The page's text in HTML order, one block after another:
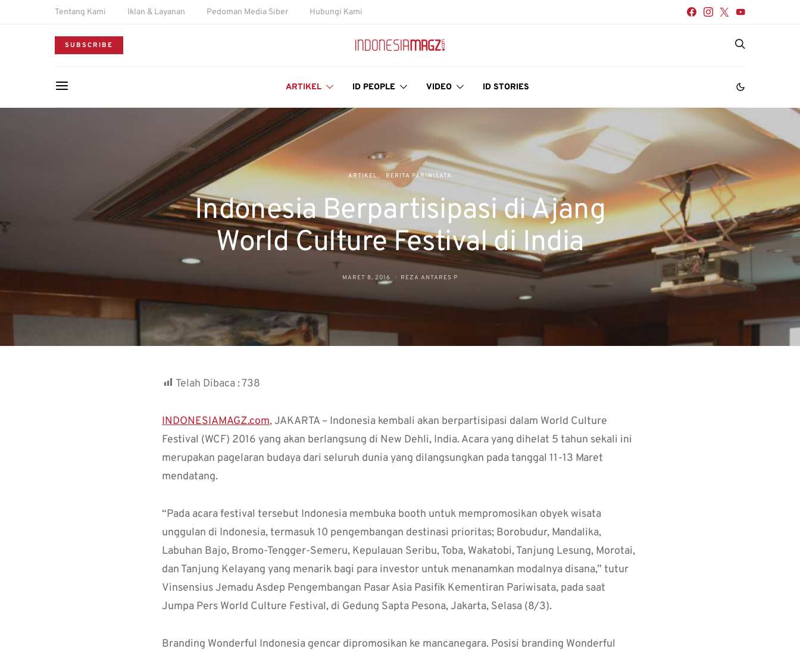
Tentang Kami Iklan & Layanan Pedoman Media Siber Hubungi Kami
SUBSCRIBE
ARTIKEL ID PEOPLE VIDEO ID STORIES
ARTIKEL BERITA PARIWISATA
Indonesia Berpartisipasi di Ajang
World Culture Festival di India
MARET 8, 2016 REZA ANTARES P
Telah Dibaca :738
INDONESIAMAGZ.com, JAKARTA – Indonesia kembali akan berpartisipasi dalam World Culture
Festival (WCF) 2016 yang akan berlangsung di New Dehli, India. Acara yang dihelat 5 tahun sekali ini
merupakan pagelaran budaya dari seluruh dunia yang dilangsungkan pada tanggal 11-13 Maret
mendatang.
“Pada acara festival tersebut Indonesia membuka booth untuk mempromosikan obyek wisata
unggulan di Indonesia, termasuk 10 pengembangan destinasi prioritas; Borobudur, Mandalika,
Labuhan Bajo, Bromo-Tengger-Semeru, Kepulauan Seribu, Toba, Wakatobi, Tanjung Lesung, Morotai,
dan Tanjung Kelayang yang menarik bagi para investor untuk menanamkan modalnya disana,” tutur
Vinsensius Jemadu Asdep Pengembangan Pasar Asia Pasifik Kementiran Pariwisata, pada saat
Jumpa Pers World Culture Festival, di Gedung Sapta Pesona, Jakarta, Selasa (8/3).
Branding Wonderful Indonesia gencar dipromosikan ke mancanegara. Posisi branding Wonderful